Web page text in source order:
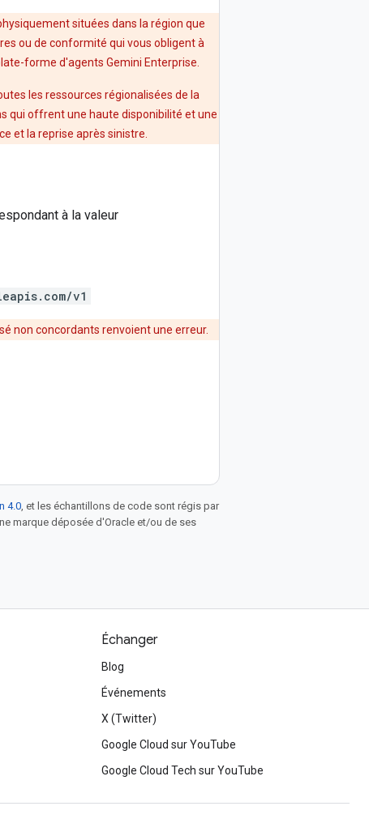
situées dans la région que
ou de conformité qui vous obligent à
forme d'agents Gemini Enterprise.
les ressources régionalisées de la
qui offrent une haute disponibilité et une
et la reprise après sinistre.
à la valeur
v1
non concordants renvoient une erreur.
4.0, et les échantillons de code sont régis par
marque déposée d'Oracle et/ou de ses
Échanger
Blog
Événements
X (Twitter)
Google Cloud sur YouTube
Google Cloud Tech sur YouTube